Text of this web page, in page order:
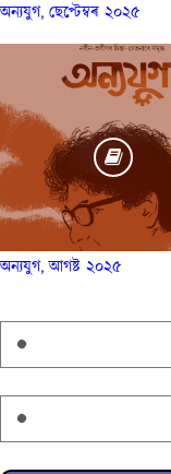
অন্যযুগ, ছেপ্টেম্বৰ ২০২৫
অন্যযুগ, আগষ্ট ২০২৫